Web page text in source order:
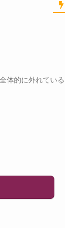
体的に外れてい